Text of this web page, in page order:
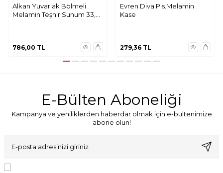
Alkan Yuvarlak Bölmeli
Melamin Teşhir Sunum 33,5
786,00 TL
Evren Diva Pls.Melamin
Kase
279,36TL
E-Bülten Aboneliği
Kampanya ve yeniliklerden haberdar olmak için e-bültenimize
abone olun!